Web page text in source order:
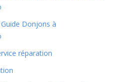
Donjons à
réparation